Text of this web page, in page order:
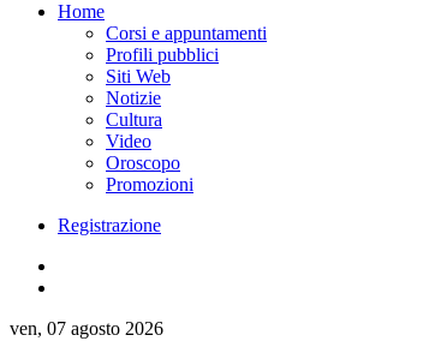
Home
Corsi e appuntamenti
Profili pubblici
Siti Web
Notizie
Cultura
Video
Oroscopo
Promozioni
Registrazione
ven, 07 agosto 2026